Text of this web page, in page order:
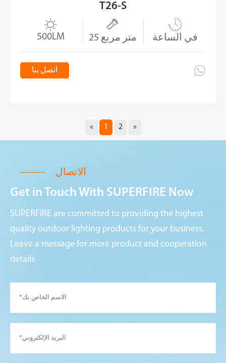
T26-S

500LM

25 متر مربع

في الساعة
اتصل بنا 
« 1 2 »
الاتصال
Get in Touch With SUPERFIRE Now
SUPERFIRE are committed to providing the highest
quality outdoor lighting products for your business.
Leave a message for more product and cooperation
details